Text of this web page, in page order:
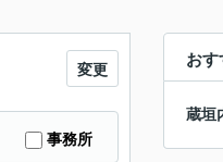
おす
蔵垣
変更
事務所